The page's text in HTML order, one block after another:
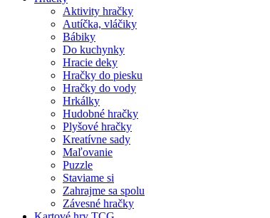
Aktivity hračky
Autíčka, vláčiky
Bábiky
Do kuchynky
Hracie deky
Hračky do piesku
Hračky do vody
Hrkálky
Hudobné hračky
Plyšové hračky
Kreatívne sady
Maľovanie
Puzzle
Staviame si
Zahrajme sa spolu
Závesné hračky